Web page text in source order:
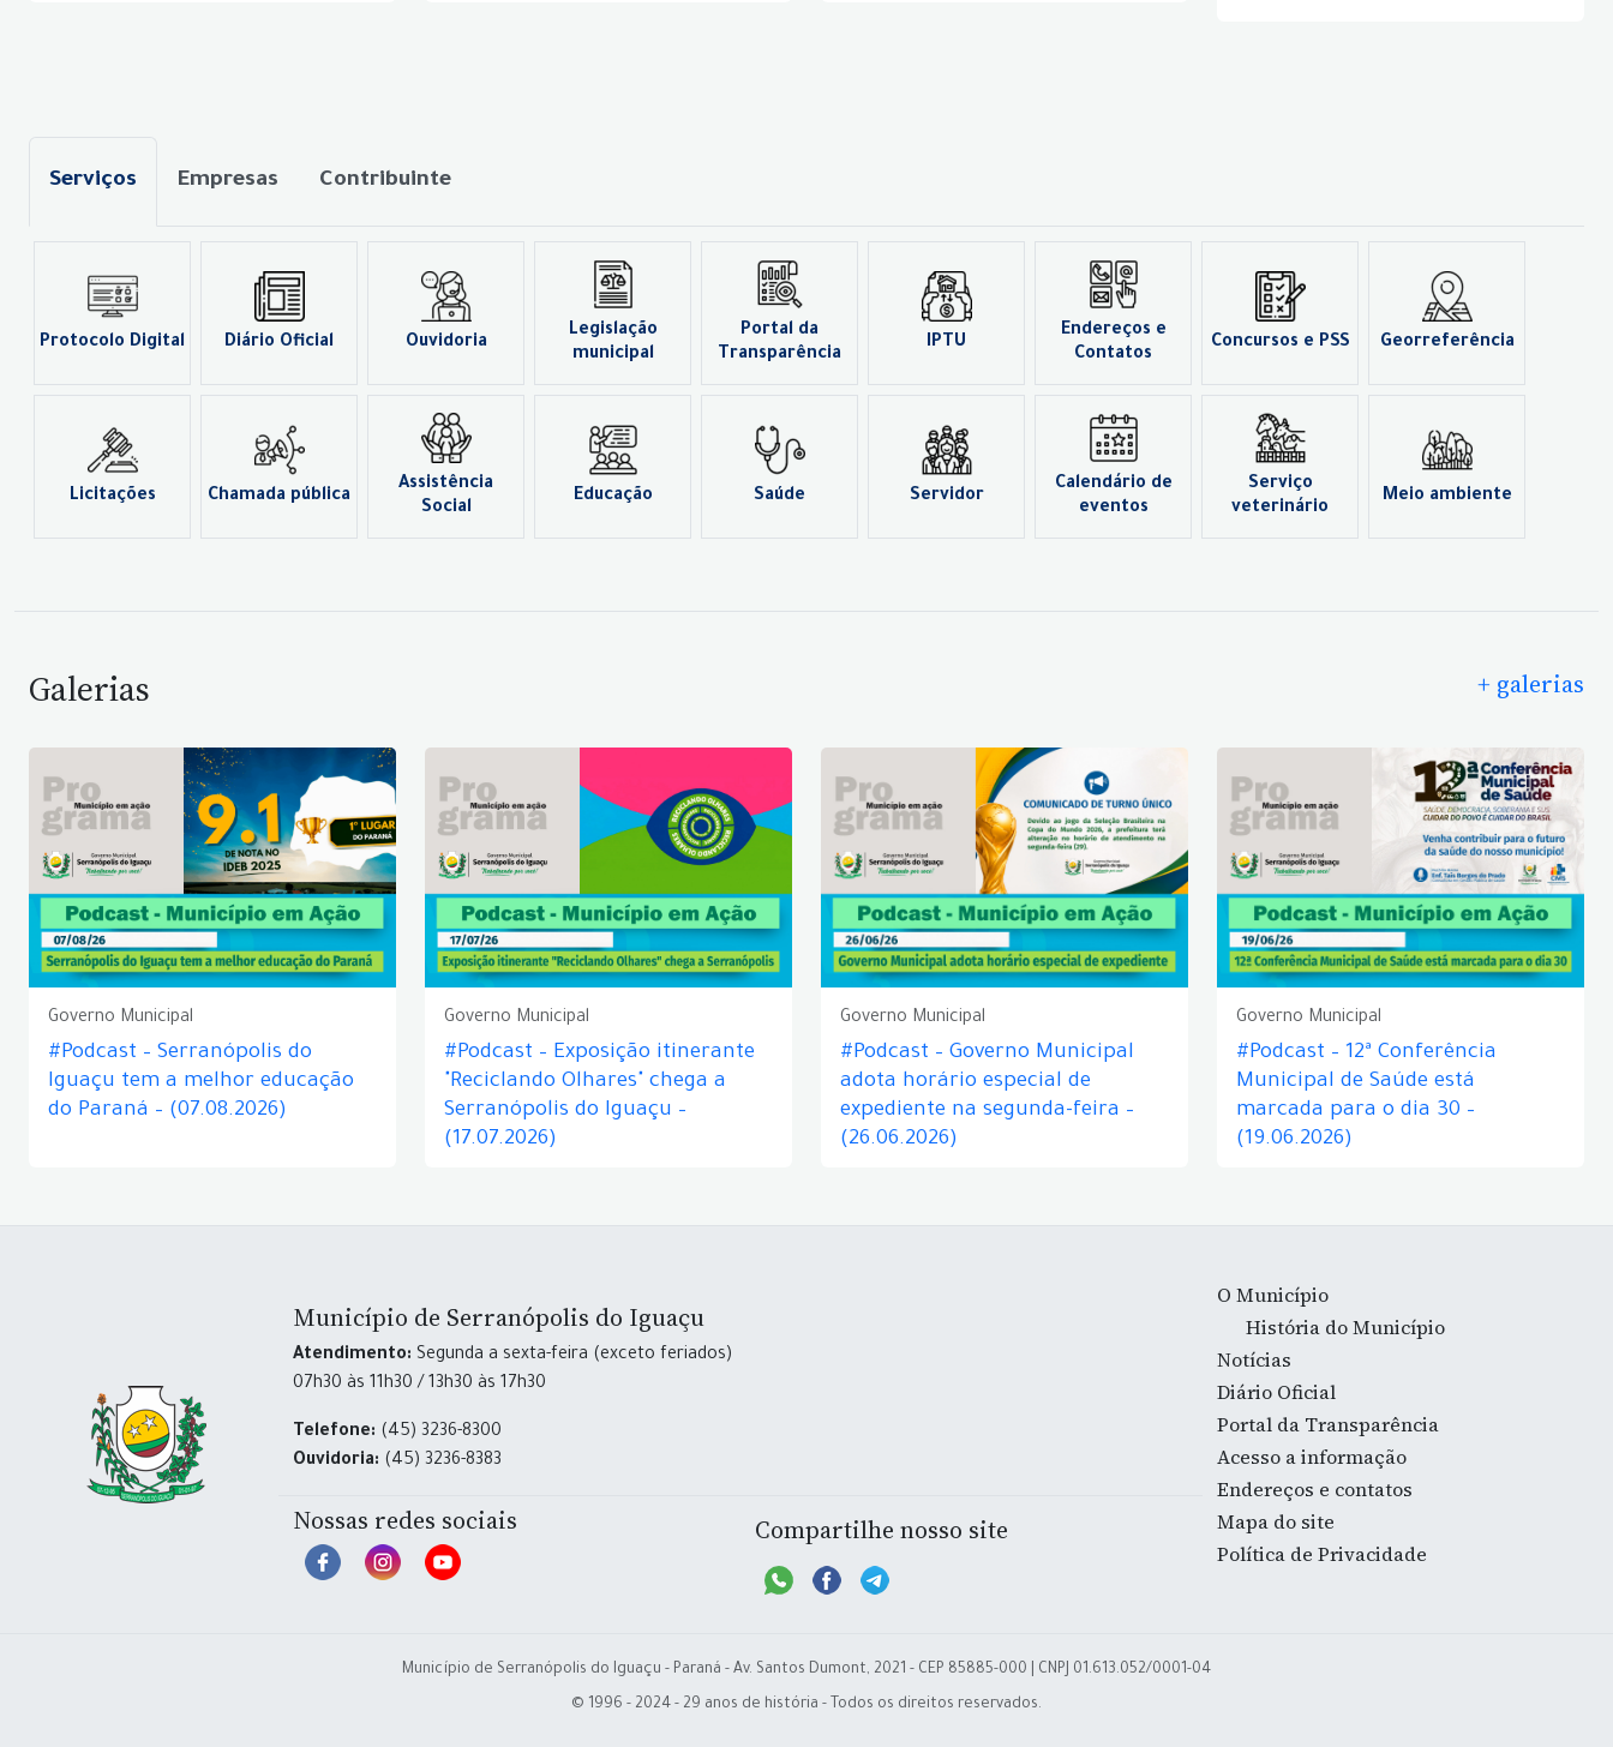
Serviços Empresas Contribuinte
Protocolo Digital Diário Oficial Ouvidoria
Legislação
municipal
Portal da
Transparência
IPTU
Endereços e
Contatos
Concursos e PSS Georreferência
Licitações Chamada pública
Assistência
Social
Educação Saúde Servidor
Calendário de
eventos
Serviço
veterinário
Meio ambiente
Galerias + galerias
Governo Municipal
#Podcast – Serranópolis do
Iguaçu tem a melhor educação
do Paraná – (07.08.2026)
Governo Municipal
#Podcast – Exposição itinerante
"Reciclando Olhares" chega a
Serranópolis do Iguaçu –
(17.07.2026)
Governo Municipal
#Podcast – Governo Municipal
adota horário especial de
expediente na segunda-feira –
(26.06.2026)
Governo Municipal
#Podcast – 12ª Conferência
Municipal de Saúde está
marcada para o dia 30 –
(19.06.2026)
Município de Serranópolis do Iguaçu
Atendimento: Segunda a sexta-feira (exceto feriados)
07h30 às 11h30 / 13h30 às 17h30
Telefone: (45) 3236-8300
Ouvidoria: (45) 3236-8383
Nossas redes sociais Compartilhe nosso site
O Município
História do Município
Notícias
Diário Oficial
Portal da Transparência
Acesso a informação
Endereços e contatos
Mapa do site
Política de Privacidade
Município de Serranópolis do Iguaçu - Paraná - Av. Santos Dumont, 2021 - CEP 85885-000 | CNPJ 01.613.052/0001-04
© 1996 - 2024 - 29 anos de história - Todos os direitos reservados.